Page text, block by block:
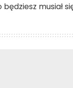
będziesz musiał